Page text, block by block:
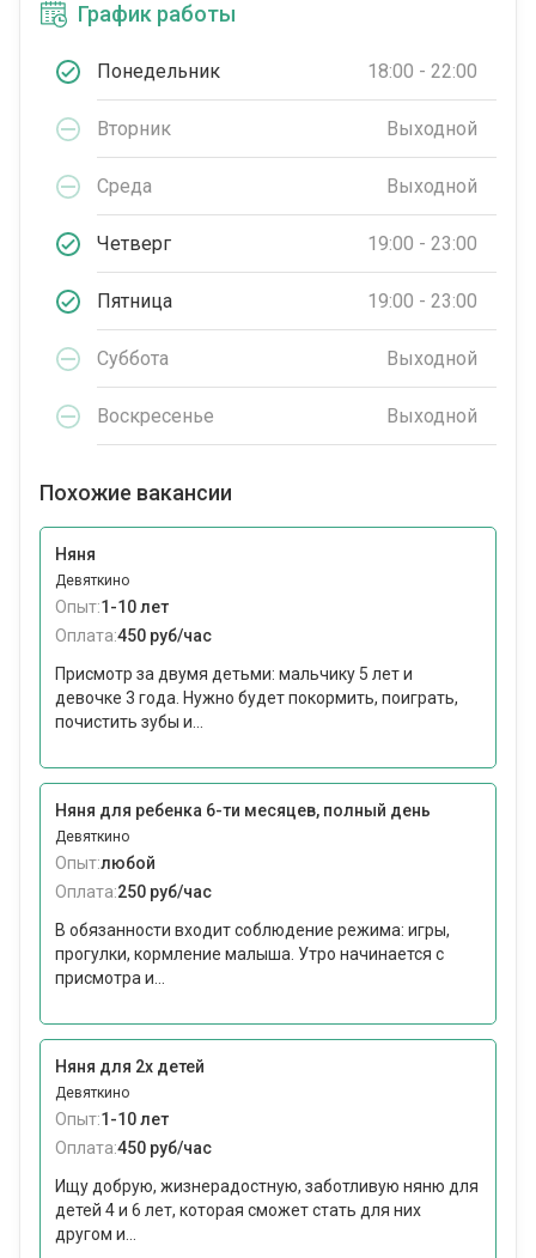
График работы
Понедельник 18:00 - 22:00
Вторник Выходной
Среда Выходной
Четверг 19:00 - 23:00
Пятница 19:00 - 23:00
Суббота Выходной
Воскресенье Выходной
Похожие вакансии
Няня
Девяткино
Опыт:1-10 лет
Оплата:450 руб/час
Присмотр за двумя детьми: мальчику 5 лет и
девочке 3 года. Нужно будет покормить, поиграть,
почистить зубы и...
Няня для ребенка 6-ти месяцев, полный день
Девяткино
Опыт:любой
Оплата:250 руб/час
В обязанности входит соблюдение режима: игры,
прогулки, кормление малыша. Утро начинается с
присмотра и...
Няня для 2х детей
Девяткино
Опыт:1-10 лет
Оплата:450 руб/час
Ищу добрую, жизнерадостную, заботливую няню для
детей 4 и 6 лет, которая сможет стать для них
другом и...